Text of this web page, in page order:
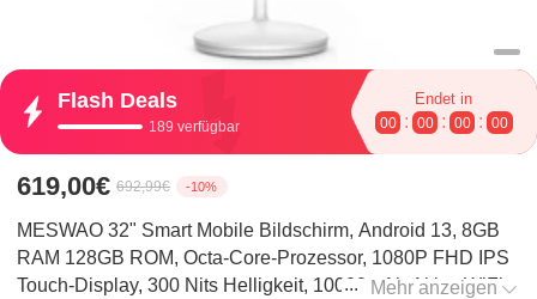
Flash Deals
189 verfügbar
Endet in
00 : 00 : 00 : 00
619,00€ 692,99€ -10%
Mehr anzeigen
MESWAO 32" Smart Mobile Bildschirm, Android 13, 8GB
RAM 128GB ROM, Octa-Core-Prozessor, 1080P FHD IPS
Touch-Display, 300 Nits Helligkeit, 10000mAh Akku, WiFi